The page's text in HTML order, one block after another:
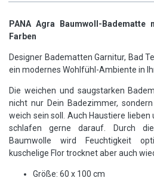
PANA Agra Baumwoll-
Farben
Designer Badematten Garnitur, Bad
ein modernes Wohlfühl-Ambiente in
Die weichen und saugstarken
nicht nur Dein Badezimmer,
weich sein soll. Auch Haustiere
schlafen gerne darauf. Durch
Baumwolle wird Feuchtigkeit
kuschelige Flor trocknet aber auch
Größe: 60 x 100 cm